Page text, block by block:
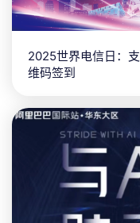
百事饮料三年联合
统计、接送安排